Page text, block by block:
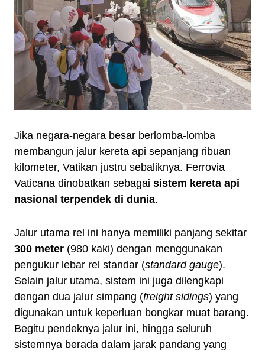
Jika negara-negara besar berlomba-lomba
membangun jalur kereta api sepanjang ribuan
kilometer, Vatikan justru sebaliknya. Ferrovia
Vaticana dinobatkan sebagai sistem kereta api
nasional terpendek di dunia.
Jalur utama rel ini hanya memiliki panjang sekitar
300 meter (980 kaki) dengan menggunakan
pengukur lebar rel standar (standard gauge).
Selain jalur utama, sistem ini juga dilengkapi
dengan dua jalur simpang (freight sidings) yang
digunakan untuk keperluan bongkar muat barang.
Begitu pendeknya jalur ini, hingga seluruh
sistemnya berada dalam jarak pandang yang